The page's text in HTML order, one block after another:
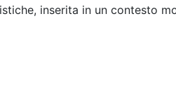
inserita in un contesto